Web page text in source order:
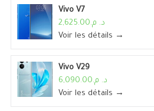
Vivo V7
د. م.2,625.00
Voir les détails →
Vivo V29
د. م.6,090.00
Voir les détails →